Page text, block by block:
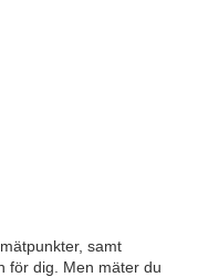
samt
för dig. Men mäter du